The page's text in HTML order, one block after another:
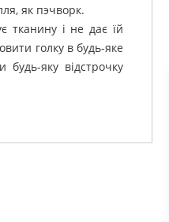
як пэчворк.
тканину і не дає їй
голку в будь-яке
яку відстрочку